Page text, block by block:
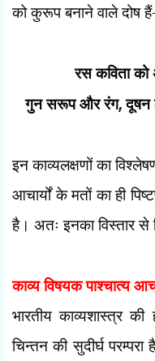
को कुरूप बनाने वाले दोष
रस कविता
गुन सरूप और रंग,दूषन
इन काव्यलक्षणों का
आचार्यों के मतों का ही
है। अतः इनका विस्तार से
काव्य विषयक पाश्चात्य
भारतीय काव्यशास्त्र
चिन्तन की सुदीर्घ